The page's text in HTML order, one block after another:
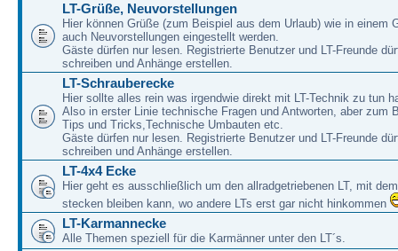
LT-Grüße, Neuvorstellungen
Hier können Grüße (zum Beispiel aus dem Urlaub) wie in einem
auch Neuvorstellungen eingestellt werden.
Gäste dürfen nur lesen. Registrierte Benutzer und LT-Freunde
schreiben und Anhänge erstellen.
LT-Schrauberecke
Hier sollte alles rein was irgendwie direkt mit LT-Technik zu tun
Also in erster Linie technische Fragen und Antworten, aber zum
Tips und Tricks,Technische Umbauten etc.
Gäste dürfen nur lesen. Registrierte Benutzer und LT-Freunde
schreiben und Anhänge erstellen.
LT-4x4 Ecke
Hier geht es ausschließlich um den allradgetriebenen LT, mit
stecken bleiben kann, wo andere LTs erst gar nicht hinkommen
LT-Karmannecke
Alle Themen speziell für die Karmänner unter den LT´s.